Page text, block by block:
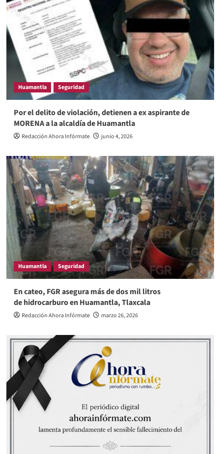
Huamantla Seguridad
Por el delito de violación, detienen a ex aspirante de
MORENA a la alcaldía de Huamantla
Redacción Ahora Infórmate junio 4, 2026
Huamantla Seguridad
En cateo, FGR asegura más de dos mil litros
de hidrocarburo en Huamantla, Tlaxcala
Redacción Ahora Infórmate marzo 26, 2026